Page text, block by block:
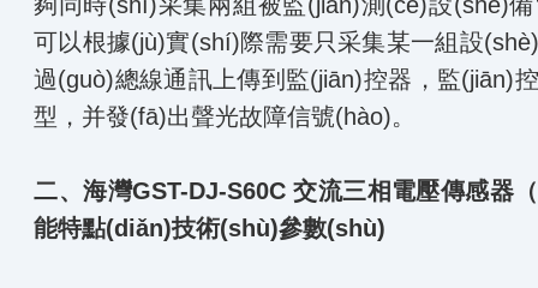
可以根據(jù)實(shí)際需要只采集某一組設(shè)
過(guò)總線通訊上傳到監(jiān)控器，監
型，并發(fā)出聲光故障信號(hào)。
二、海灣GST-DJ-S60C 交流三相電壓傳感器
能特點(diǎn)技術(shù)參數(shù)